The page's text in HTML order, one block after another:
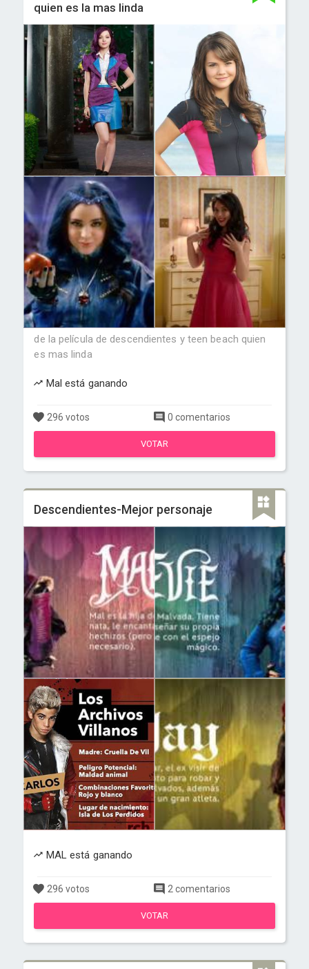
quien es la mas linda
de la película de descendientes y teen beach quien
es mas linda
Mal está ganando
296 votos 0 comentarios
VOTAR
Descendientes-Mejor personaje
MAL está ganando
296 votos 2 comentarios
VOTAR